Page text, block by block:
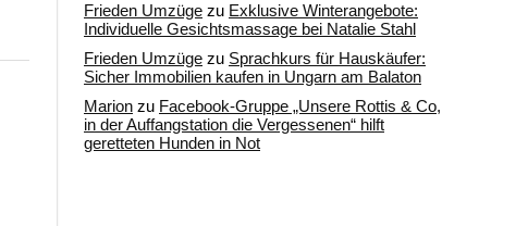
Frieden Umzüge zu Exklusive Winterangebote:
Individuelle Gesichtsmassage bei Natalie Stahl
Frieden Umzüge zu Sprachkurs für Hauskäufer:
Sicher Immobilien kaufen in Ungarn am Balaton
Marion zu Facebook-Gruppe „Unsere Rottis & Co,
in der Auffangstation die Vergessenen“ hilft
geretteten Hunden in Not